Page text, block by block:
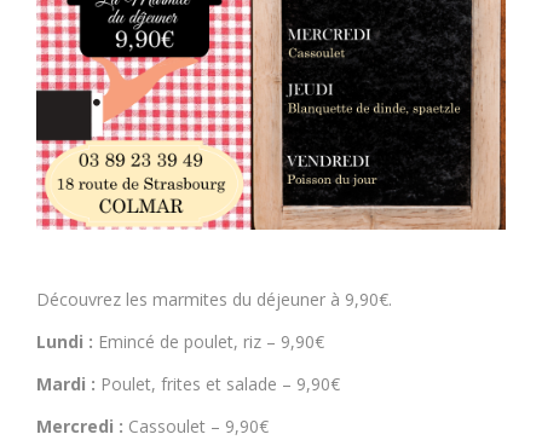
Découvrez les marmites du déjeuner à 9,90€.
Lundi : Emincé de poulet, riz – 9,90€
Mardi : Poulet, frites et salade – 9,90€
Mercredi : Cassoulet – 9,90€